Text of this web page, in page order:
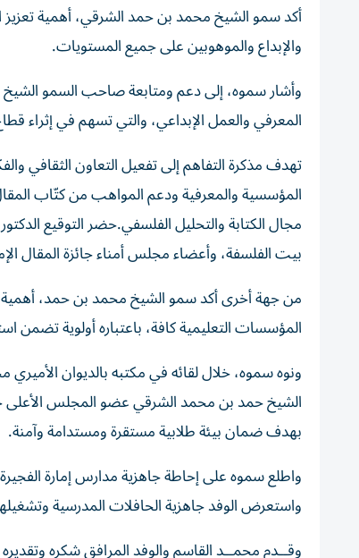
أكد سمو الشيخ محمد بن حمد الشرقي، أهمية تعزيز
والإبداع والموهوبين على جميع المستويات.
وأشار سموه، إلى دعم ومتابعة صاحب السمو
المعرفي والعمل الإبداعي، والتي تسهم في إثراء
تهدف مذكرة التفاهم إلى تفعيل التعاون الثقافي
المؤسسية والمعرفية ودعم المواهب من كتّاب
مجال الكتابة والتحليل الفلسفي.حضر التوقيع
بيت الفلسفة، وأعضاء مجلس أمناء جائزة المقال
من جهة أخرى أكد سمو الشيخ محمد بن حمد، أهمية
المؤسسات التعليمية كافة، باعتباره أولوية تضمن
ونوه سموه، خلال لقائه في مكتبه بالديوان الأميري
الشيخ حمد بن محمد الشرقي عضو المجلس الأعلى
بهدف ضمان بيئة طلابية مستقرة ومستدامة وآمنة.
واطلع سموه على إحاطة جاهزية مدارس إمارة
واستعرض الوفد جاهزية الحافلات المدرسية
وقــدم محمــد القاسم والوفد المرافق شكره